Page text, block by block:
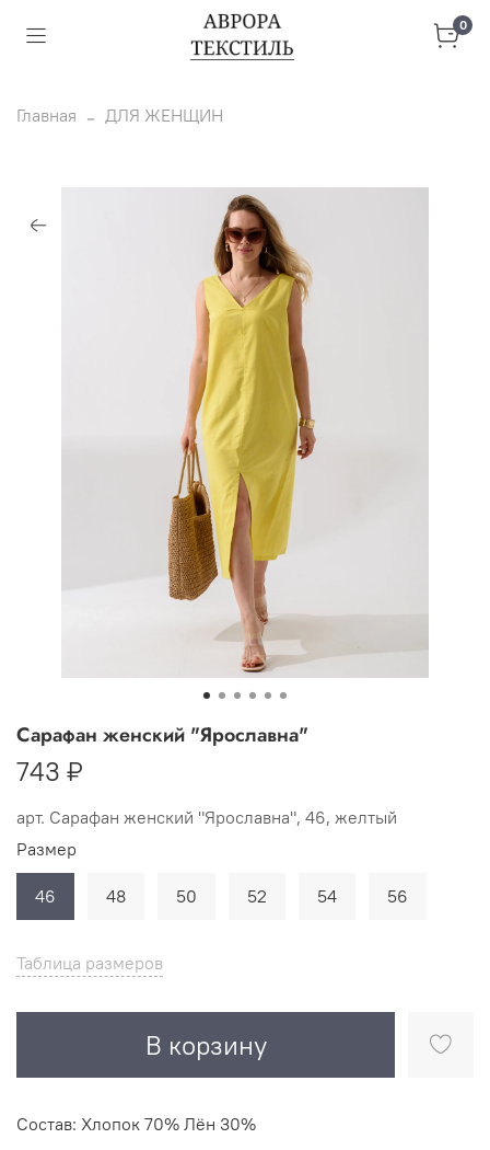
0
Главная ДЛЯ ЖЕНЩИН
арт. Сарафан женский "Ярославна", 46, желтый
Сарафан женский "Ярославна"
743 ₽
Таблица размеров
В корзину
Размер
46 48 50 52 54 56
Состав: Хлопок 70% Лён 30%